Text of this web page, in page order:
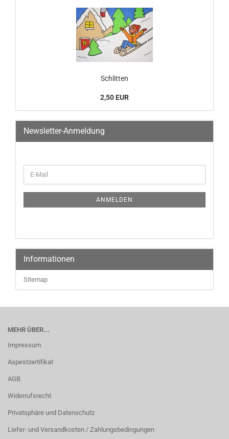
Schlitten
2,50 EUR
Newsletter-Anmeldung
ANMELDEN
Informationen
Sitemap
MEHR ÜBER...
Impressum
Aspestzertifikat
AGB
Widerrufsrecht
Privatsphäre und Datenschutz
Liefer- und Versandkosten / Zahlungsbedingungen